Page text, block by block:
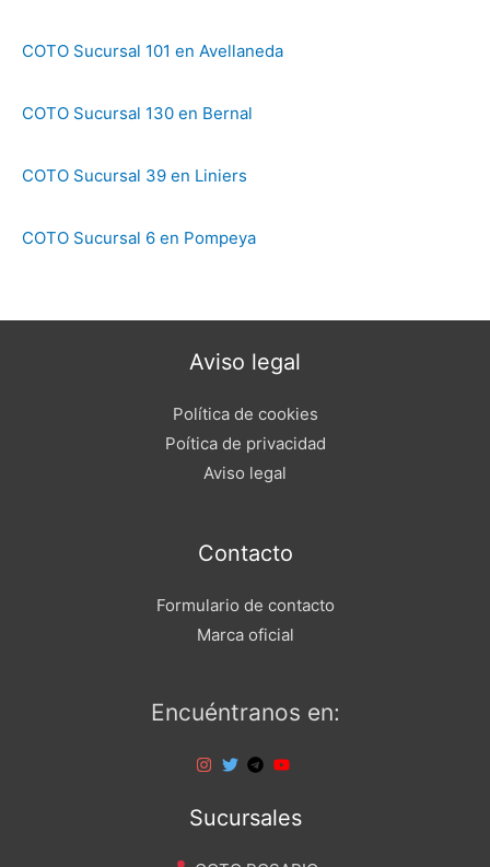
COTO Sucursal 101 en Avellaneda
COTO Sucursal 130 en Bernal
COTO Sucursal 39 en Liniers
COTO Sucursal 6 en Pompeya
Aviso legal
Política de cookies
Poítica de privacidad
Aviso legal
Contacto
Formulario de contacto
Marca oficial
Encuéntranos en:
Sucursales